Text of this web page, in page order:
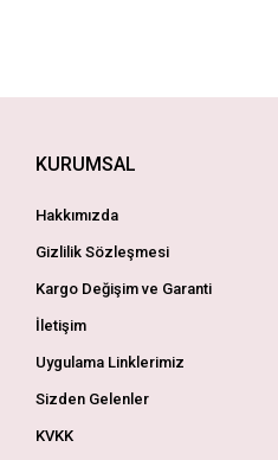
KURUMSAL
Hakkımızda
Gizlilik Sözleşmesi
Kargo Değişim ve Garanti
İletişim
Uygulama Linklerimiz
Sizden Gelenler
KVKK